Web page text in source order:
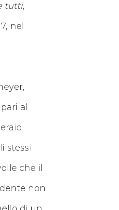
tutti,
nel
al
stessi
che il
non